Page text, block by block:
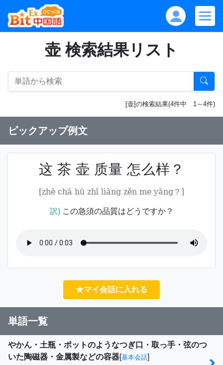
壶 検索結果リスト
[壶]の検索結果(4件中 1～4件)
ピックアップ例文
这 茶 壶 质量 怎么样？
[zhè chá hú zhì liàng zěn me yàng？]
訳)この急須の品質はどうですか？
★マイ会話に入れる
単語一覧
やかん・土瓶・ポットのようなつぎ口・取っ手・弦のつ
いた陶磁器・金属製などの容器[基本会話]